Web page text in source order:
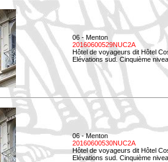
06 - Menton
20160600529NUC2A
Hôtel de voyageurs dit Hôtel
Elévations sud. Cinquième
06 - Menton
20160600530NUC2A
Hôtel de voyageurs dit Hôtel
Elévations sud. Cinquième